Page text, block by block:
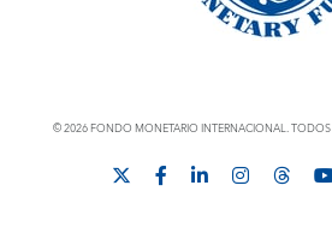
© 2026 FONDO MONETARIO INTERNACIONAL. TODOS